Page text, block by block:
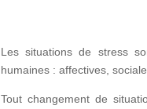
Les situations de stress
humaines : affectives,
Tout changement de